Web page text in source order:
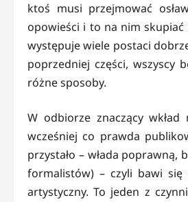
ktoś musi przejmować
opowieści i to na nim
występuje wiele postaci
poprzedniej części, wszyscy
różne sposoby.
W odbiorze znaczący
wcześniej co prawda
przystało – włada
formalistów) – czyli bawi się
artystyczny. To jeden z